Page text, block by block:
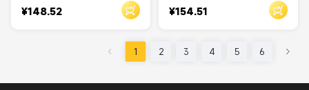
¥148.52 ¥154.51
1 2 3 4 5 6